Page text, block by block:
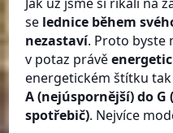
se lednice během
nezastaví. Proto byste
v potaz právě
energetickém štítku
A (nejúspornější) do
spotřebič). Nejvíce